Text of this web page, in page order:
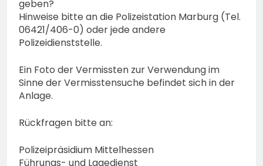
geben?
Hinweise bitte an die Polizeistation Marburg (Tel.
06421/406-0) oder jede andere
Polizeidienststelle.
Ein Foto der Vermissten zur Verwendung im
Sinne der Vermisstensuche befindet sich in der
Anlage.
Rückfragen bitte an:
Polizeipräsidium Mittelhessen
Führungs- und Lagedienst